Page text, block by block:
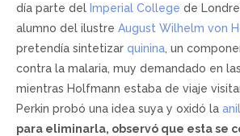
día parte del Imperial College de
alumno del ilustre August Wilhelm von
pretendía sintetizar quinina, un
contra la malaria, muy demandado en
mientras Holfmann estaba de viaje
Perkin probó una idea suya y oxidó la
para eliminarla, observó que esta se